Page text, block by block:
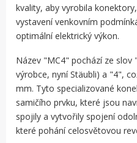
kvality, aby vyrobila
vystavení venkovním
optimální elektrický výkon.
Název "MC4" pochází ze
výrobce, nyní Stäubli) a "4",
mm. Tyto specializované
samičího prvku, které jsou
spojily a vytvořily spojení
které pohání celosvětovou